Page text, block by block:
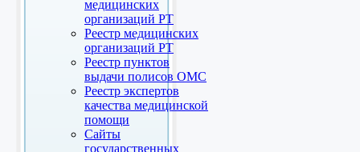
медицинских
организаций РТ
Реестр медицинских
организаций РТ
Реестр пунктов
выдачи полисов ОМС
Реестр экспертов
качества медицинской
помощи
Сайты
государственных